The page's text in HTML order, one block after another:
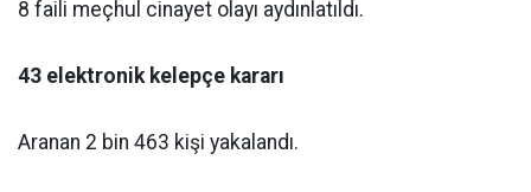
8 faili meçhul cinayet olayı aydınlatıldı.
43 elektronik kelepçe kararı
Aranan 2 bin 463 kişi yakalandı.